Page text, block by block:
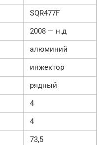
SQR477F
2008 — н.д
алюминий
инжектор
рядный
4
4
73,5